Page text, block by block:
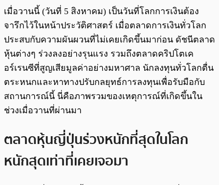
พร้อมเล่น 0:00 0:00
เมื่อวานนี้ (วันที่ 5 สิงหาคม) เป็นวันที่โลกการเงินต้อง
จารึกไว้ในหน้าประวัติศาสตร์ เมื่อตลาดการเงินทั่วโลก
ประสบกับความผันผวนที่ไม่เคยเกิดขึ้นมาก่อน ดัชนีตลาด
หุ้นต่างๆ ร่วงลงอย่างรุนแรง รวมถึงตลาดคริปโตเค
อร์เรนซีที่สูญเสียมูลค่าอย่างมหาศาล นักลงทุนทั่วโลกตื่น
ตระหนกและหาทางปรับกลยุทธ์การลงทุนเพื่อรับมือกับ
สถานการณ์นี้ นี่คือภาพรวมของเหตุการณ์ที่เกิดขึ้นใน
ช่วงเมื่อวานที่ผ่านมา
ตลาดหุ้นญี่ปุ่นร่วงหนักที่สุดในโลก
หนักสุดเท่าที่เคยเจอมา